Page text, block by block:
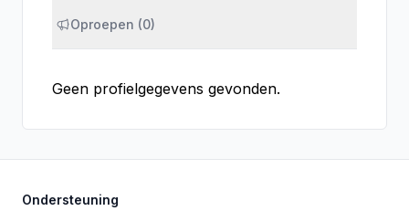
Oproepen (0)
Geen profielgegevens gevonden.
Ondersteuning